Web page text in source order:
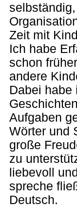
Zeit mit
Ich habe
schon
andere
Dabei habe
Aufgaben
Wörter und
große
zu
liebevoll
spreche
Deutsch.